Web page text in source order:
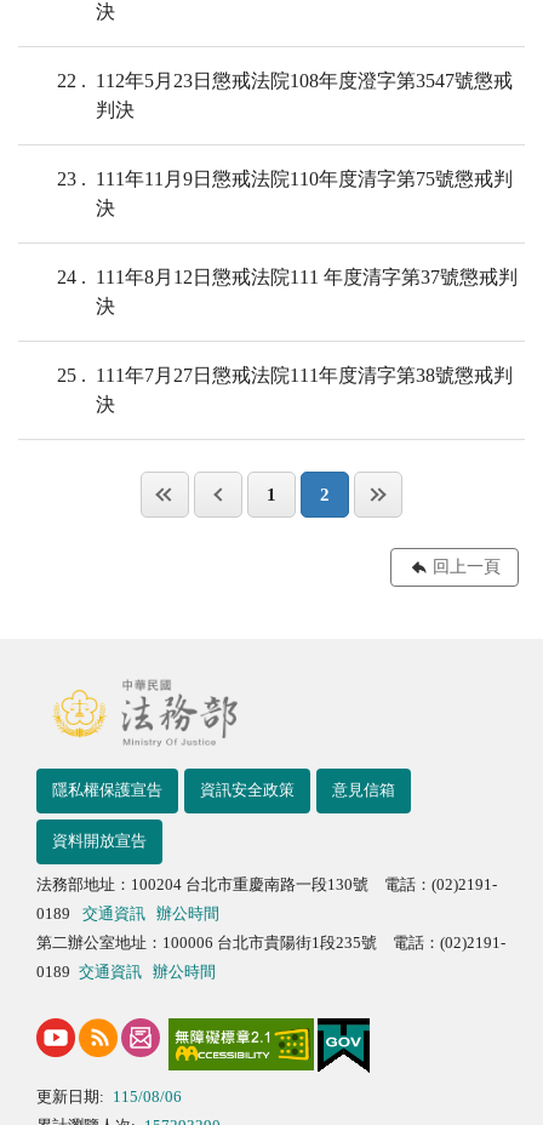
決
22
112年5月23日懲戒法院108年度澄字第3547號懲戒
判決
23
111年11月9日懲戒法院110年度清字第75號懲戒判
決
24
111年8月12日懲戒法院111 年度清字第37號懲戒判
決
25
111年7月27日懲戒法院111年度清字第38號懲戒判
決
1 2
回上一頁
隱私權保護宣告 資訊安全政策 意見信箱
資料開放宣告
法務部地址：100204 台北市重慶南路一段130號 電話：(02)2191-
0189
交通資訊
辦公時間
第二辦公室地址：100006 台北市貴陽街1段235號 電話：(02)2191-
0189 交通資訊 辦公時間
更新日期: 115/08/06